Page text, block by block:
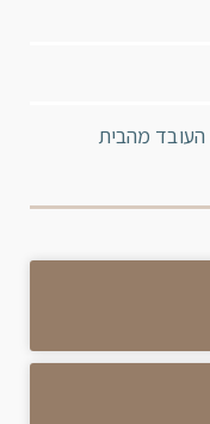
העובד מהבית